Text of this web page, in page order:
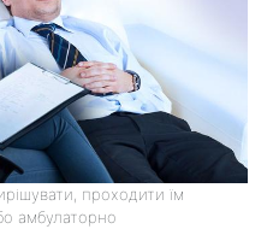
проходити їм
амбулаторно